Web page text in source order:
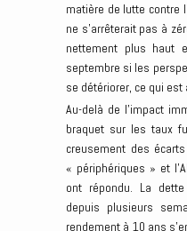
matière de lutte contre
ne s’arrêterait pas à
nettement plus haut
septembre si les
se détériorer, ce qui est
Au-delà de l’impact
braquet sur les taux
creusement des
« périphériques » et
ont répondu. La
depuis plusieurs
rendement à 10 ans